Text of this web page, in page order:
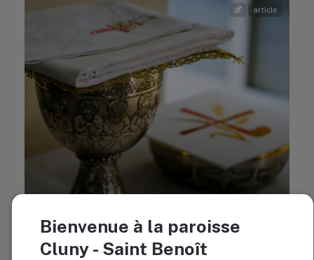
pas manquer
article
Bienvenue à la paroisse
Cluny - Saint Benoît